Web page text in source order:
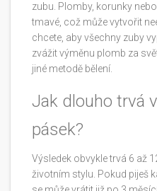
zubu. Plomby, korunky
tmavé, což může vytvořit
chcete, aby všechny zuby
zvážit výměnu plomb za
jiné metodě bělení.
Jak dlouho trvá
pásek?
Výsledek obvykle trvá 6 až
životním stylu. Pokud piješ